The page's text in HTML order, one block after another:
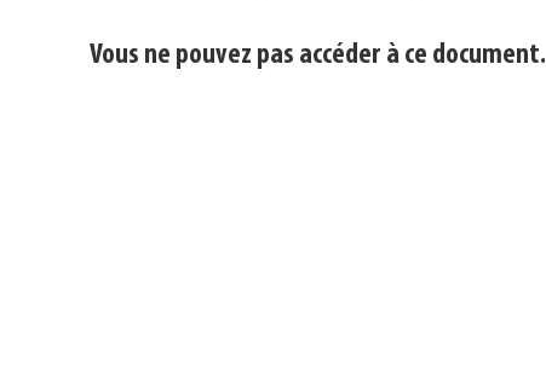
Vous ne pouvez pas accéder à ce document.